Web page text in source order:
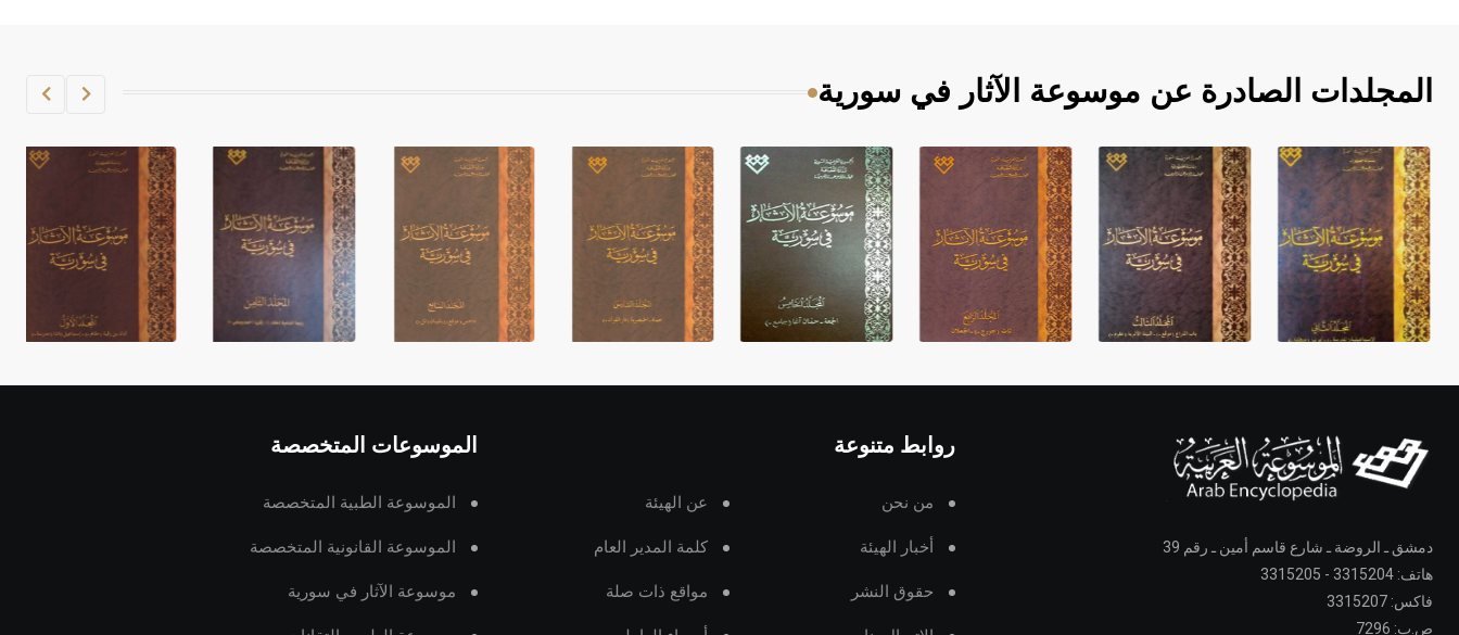
المجلدات الصادرة عن موسوعة الآثار في سورية
دمشق ـ الروضة ـ شارع قاسم أمين ـ رقم 39
هاتف: 3315204 - 3315205
فاكس: 3315207
ص.ب: 7296
روابط متنوعة
من نحن عن الهيئة
أخبار الهيئة كلمة المدير العام
حقوق النشر مواقع ذات صلة
الموسوعات المتخصصة
الموسوعة الطبية المتخصصة
الموسوعة القانونية المتخصصة
موسوعة الآثار في سورية